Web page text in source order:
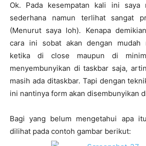
Ok. Pada kesempatan kali ini saya
sederhana namun terlihat sangat
(Menurut saya loh). Kenapa
cara ini sobat akan dengan mudah
ketika di close maupun di
menyembunyikan di taskbar saja,
masih ada ditaskbar. Tapi dengan
ini nantinya form akan disembunyikan
Bagi yang belum mengetahui apa
dilihat pada contoh gambar berikut: